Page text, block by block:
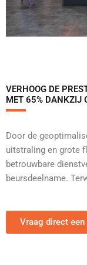
VERHOOG DE
MET 65% DANKZIJ
Door de
uitstraling en grote
betrouwbare
beursdeelname.
Vraag direct